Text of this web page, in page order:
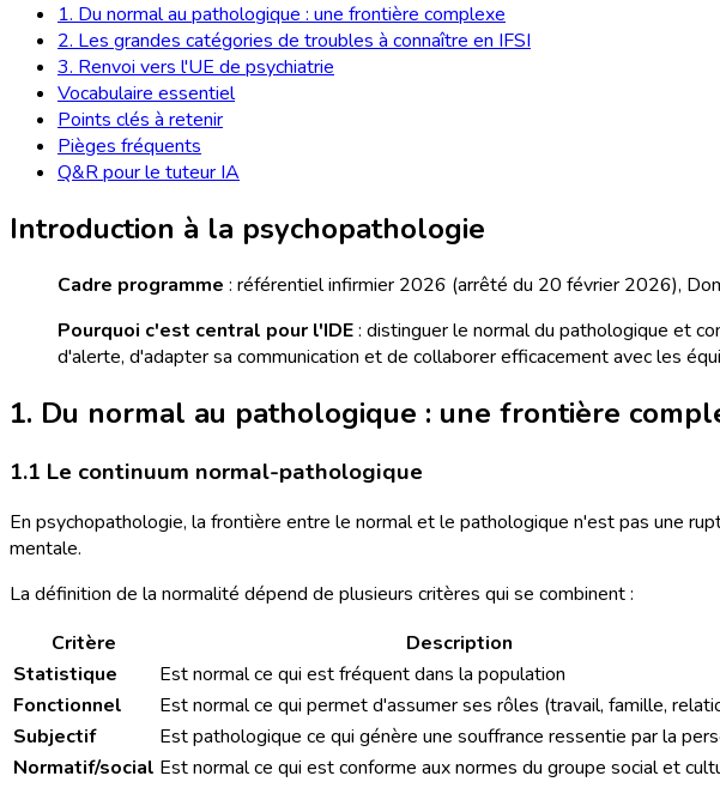
1. Du normal au pathologique : une frontière complexe
2. Les grandes catégories de troubles à connaître en IFSI
3. Renvoi vers l'UE de psychiatrie
Vocabulaire essentiel
Points clés à retenir
Pièges fréquents
Q&R pour le tuteur IA
Introduction à la psychopathologie
Cadre programme : référentiel infirmier 2026 (arrêté du 20 février 2026),
Pourquoi c'est central pour l'IDE: distinguer le normal du pathologique et
d'alerte, d'adapter sa communication et de collaborer efficacement avec les
1. Du normal au pathologique : une frontière
1.1 Le continuum normal-pathologique
En psychopathologie, la frontière entre le normal et le pathologique n'est pas une
mentale.
La définition de la normalité dépend de plusieurs critères qui se combinent :
Critère
Description
Statistique
Est normal ce qui est fréquent dans la population
Fonctionnel
Est normal ce qui permet d'assumer ses rôles (travail, famille,
Subjectif
Est pathologique ce qui génère une souffrance ressentie par la
Normatif/social Est normal ce qui est conforme aux normes du groupe social et